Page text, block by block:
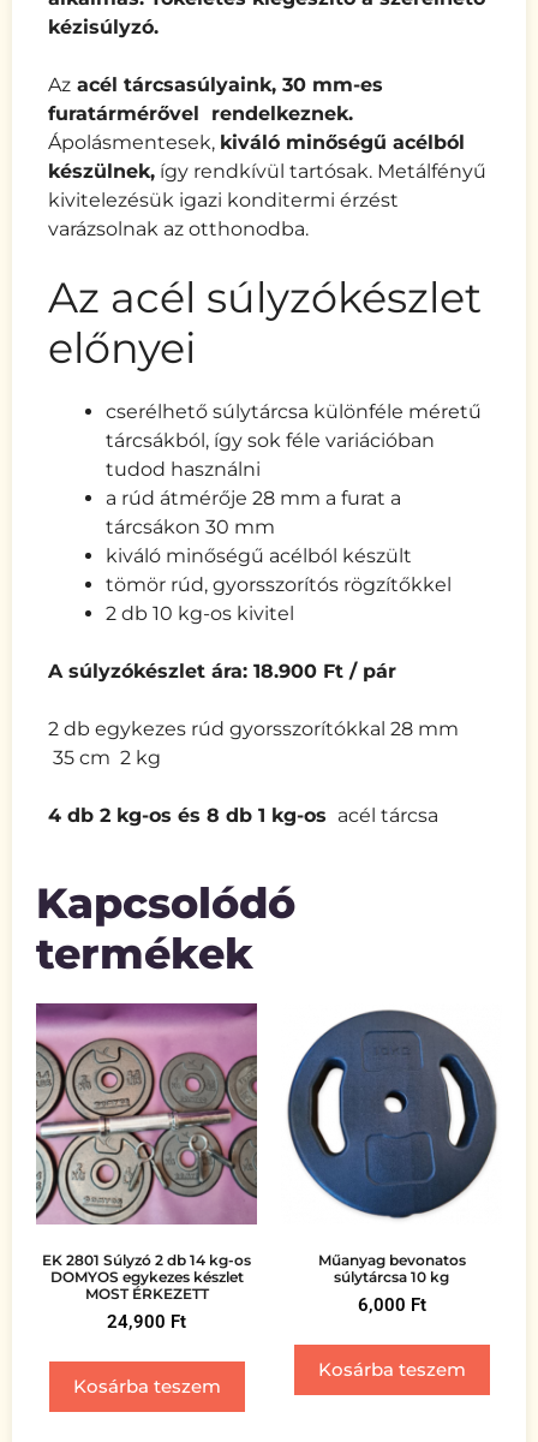
kézisúlyzó.
Az acél tárcsasúlyaink, 30 mm-es
furatármérővel rendelkeznek.
Ápolásmentesek, kiváló minőségű acélból
készülnek, így rendkívül tartósak. Metálfényű
kivitelezésük igazi konditermi érzést
varázsolnak az otthonodba.
Az acél súlyzókészlet
előnyei
cserélhető súlytárcsa különféle méretű
tárcsákból, így sok féle variációban
tudod használni
a rúd átmérője 28 mm a furat a
tárcsákon 30 mm
kiváló minőségű acélból készült
tömör rúd, gyorsszorítós rögzítőkkel
2 db 10 kg-os kivitel
A súlyzókészlet ára: 18.900 Ft / pár
2 db egykezes rúd gyorsszorítókkal 28 mm
35 cm 2 kg
4 db 2 kg-os és 8 db 1 kg-os acél tárcsa
Kapcsolódó
termékek
EK 2801 Súlyzó 2 db 14 kg-os
DOMYOS egykezes készlet
MOST ÉRKEZETT
24,900 Ft
Kosárba teszem
Műanyag bevonatos
súlytárcsa 10 kg
6,000 Ft
Kosárba teszem